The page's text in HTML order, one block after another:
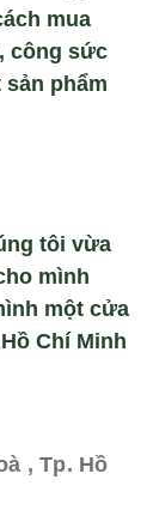
mua
công sức
phẩm
tôi vừa
mình
một cửa
Chí Minh
, Tp. Hồ